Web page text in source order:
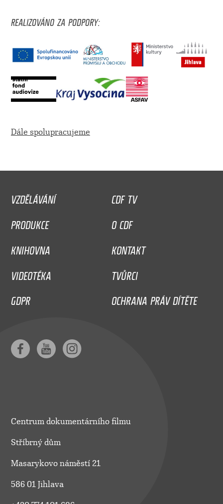
REALIZOVÁNO ZA PODPORY:
Dále spolupracujeme
VZDĚLÁVÁNÍ
CDF TV
PRODUKCE
O CDF
KNIHOVNA
KONTAKT
VIDEOTÉKA
TVŮRCI
GDPR
OCHRANA PRÁV DÍTĚTE
Centrum dokumentárního filmu
Stříbrný dům
Masarykovo náměstí 21
586 01 Jihlava